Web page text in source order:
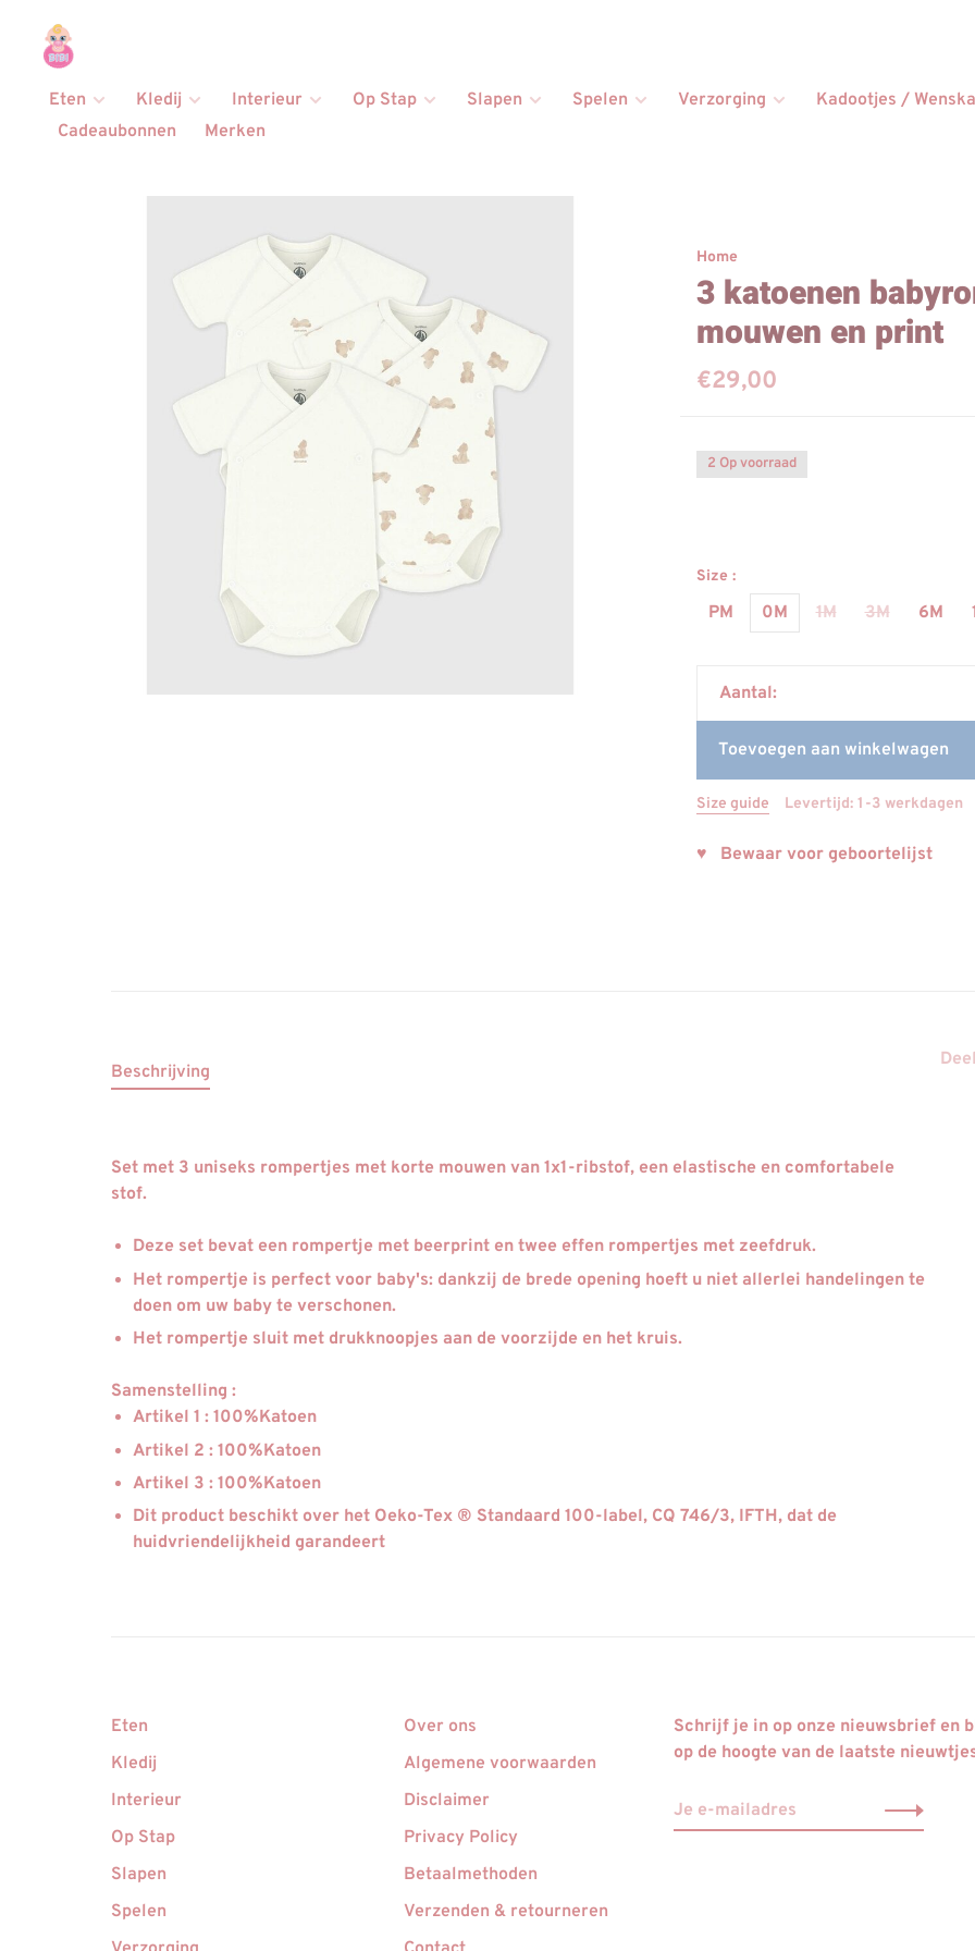
Eten Kledij Interieur Op Stap Slapen Spelen Verzorging Kadootjes /
Cadeaubonnen
Merken
Home
3 katoenen
mouwen en print
€29,00
2 Op voorraad
Size :
PM 0M 1M 3M 6M
Aantal:
Toevoegen aan winkelwagen
Size guide Levertijd: 1-3 werkdagen
♥ Bewaar voor geboortelijst
Beschrijving
Set met 3 uniseks rompertjes met korte mouwen van 1x1-ribstof, een elastische en comfortabele
stof.
Deze set bevat een rompertje met beerprint en twee effen rompertjes met zeefdruk.
Het rompertje is perfect voor baby's: dankzij de brede opening hoeft u niet allerlei handelingen te
doen om uw baby te verschonen.
Het rompertje sluit met drukknoopjes aan de voorzijde en het kruis.
Samenstelling :
Artikel 1 : 100%Katoen
Artikel 2 : 100%Katoen
Artikel 3 : 100%Katoen
Dit product beschikt over het Oeko-Tex ® Standaard 100-label, CQ 746/3, IFTH, dat de
huidvriendelijkheid garandeert
Eten
Kledij
Interieur
Op Stap
Slapen
Spelen
Over ons
Algemene voorwaarden
Disclaimer
Privacy Policy
Betaalmethoden
Verzenden & retourneren
Schrijf je in op onze nieuwsbrief en
op de hoogte van de laatste